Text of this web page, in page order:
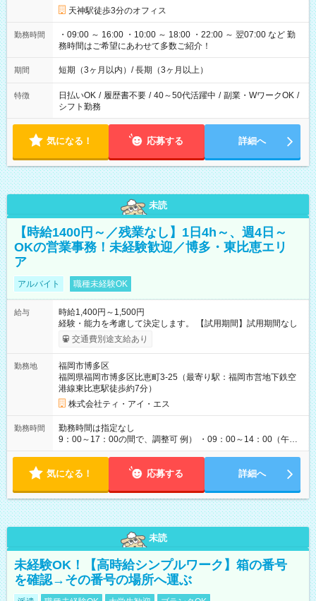
天神駅徒歩3分のオフィス
勤務時間
・09:00 ～ 16:00 ・10:00 ～ 18:00 ・22:00 ～ 翌07:00 など 勤
務時間はご希望にあわせて多数ご紹介！
期間 短期（3ヶ月以内）/ 長期（3ヶ月以上）
特徴 日払いOK / 履歴書不要 / 40～50代活躍中 / 副業・WワークOK /
シフト勤務
気になる！ 応募する 詳細へ
未読
【時給1400円～／残業なし】1日4h～、週4日～
OKの営業事務！未経験歓迎／博多・東比恵エリ
ア
アルバイト 職種未経験OK
給与
時給1,400円～1,500円
経験・能力を考慮して決定します。 【試用期間】試用期間なし
交通費別途支給あり
勤務地
福岡市博多区
福岡県福岡市博多区比恵町3-25（最寄り駅：福岡市営地下鉄空
港線東比恵駅徒歩約7分）
株式会社ティ・アイ・エス
勤務時間
勤務時間は指定なし
9：00～17：00の間で、調整可 例） ・09：00～14：00（午後
からは家事に） ・10：00～16：00（朝はゆっくりスタート）
勤務で、ご希望に合わせて調整します。 ◎今週は子供の行事
気になる！ 応募する 詳細へ
未読
未経験OK！【高時給シンプルワーク】箱の番号
を確認→その番号の場所へ運ぶ